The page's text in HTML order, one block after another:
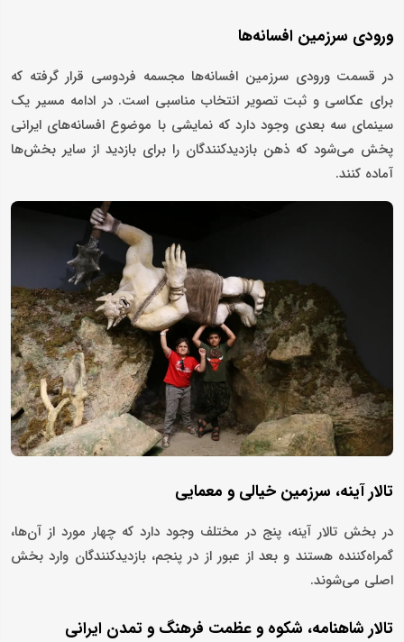
ورودی سرزمین افسانه‌ها
در قسمت ورودی سرزمین افسانه‌ها مجسمه فردوسی قرار گرفته که
برای عکاسی و ثبت تصویر انتخاب مناسبی است. در ادامه مسیر یک
سینمای سه ‌بعدی وجود دارد که نمایشی با موضوع افسانه‌های ایرانی
پخش می‌شود که ذهن بازدیدکنندگان را برای بازدید از سایر بخش‌ها
آماده‌ کنند.
تالار آینه، سرزمین خیالی و معمایی
در بخش تالار آینه، پنج در مختلف وجود دارد که چهار مورد از آن‌ها،
گمراه‌کننده هستند و بعد از عبور از در پنجم، بازدیدکنندگان وارد بخش
اصلی می‌شوند.
تالار شاهنامه، شکوه و عظمت فرهنگ و تمدن ایرانی